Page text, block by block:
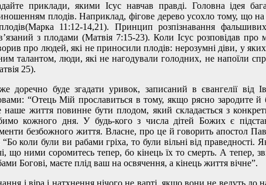
приклади, якими Ісус навчав правді. Головна ідея
плодів. Наприклад, фігове дерево усохло тому, що
11:12-14,21). Принцип розпізнавання
з плодами (Матвія 7:15-23). Коли Ісус розповідав про
про людей, які не приносили плодів: нерозумні діви, у
талантом, люди, які не нагодували голодних, не напоїли
25).
доречно буде згадати уривок, записаний в євангелії від
“Отець Мій прославиться в тому, якщо рясно зародите й
наше життя повинне бути плодом, який складається з
кожного дня. У будь-кого з числа дітей Божих є
безбожного життя. Власне, про це й говорить апостол
“Бо коли були ви рабами гріха, то були вільні від праведності.
що ними соромитесь тепер, бо кінець їх то смерть. А тепер,
Богові, маєте плід ваш на освячення, а кінець життя вічне”.
і віра і натхнення нічого не варті, якщо вони не ведуть